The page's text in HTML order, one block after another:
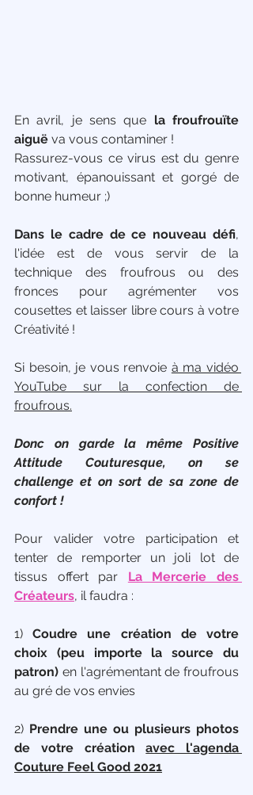
En avril, je sens que la froufrouïte
aiguë va vous contaminer !
Rassurez-vous ce virus est du genre
motivant, épanouissant et gorgé de
bonne humeur ;)
Dans le cadre de ce nouveau défi,
l'idée est de vous servir de la
technique des froufrous ou des
fronces pour agrémenter vos
cousettes et laisser libre cours à votre
Créativité !
Si besoin, je vous renvoie à ma vidéo
YouTube sur la confection de
froufrous.
Donc on garde la même Positive
Attitude Couturesque, on se
challenge et on sort de sa zone de
confort !
Pour valider votre participation et
tenter de remporter un joli lot de
tissus offert par La Mercerie des
Créateurs, il faudra :
1) Coudre une création de votre
choix (peu importe la source du
patron) en l'agrémentant de froufrous
au gré de vos envies
2) Prendre une ou plusieurs photos
de votre création avec l'agenda
Couture Feel Good 2021